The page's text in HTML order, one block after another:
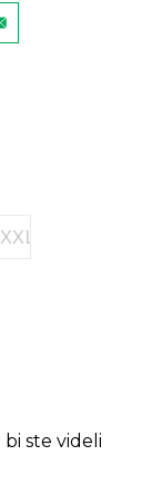
ste videli